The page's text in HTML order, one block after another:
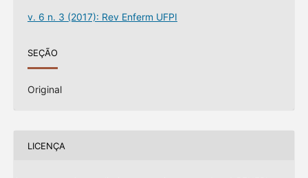
v. 6 n. 3 (2017): Rev Enferm UFPI
SEÇÃO
Original
LICENÇA